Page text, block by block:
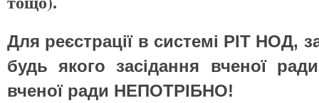
Для реєстрації в системі РІТ НОД,
будь якого засідання вченої
вченої ради НЕПОТРІБНО!